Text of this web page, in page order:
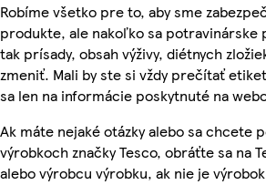
Robíme všetko pre to, aby sme
produkte, ale nakoľko sa potravinárske
tak prísady, obsah výživy, diétnych
zmeniť. Mali by ste si vždy prečítať
sa len na informácie poskytnuté na
Ak máte nejaké otázky alebo sa chcete
výrobkoch značky Tesco, obráťte sa na
alebo výrobcu výrobku, ak nie je